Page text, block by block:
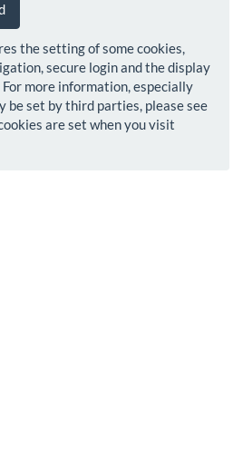
the setting of some cookies,
secure login and the display
more information, especially
be set by third parties, please see
are set when you visit